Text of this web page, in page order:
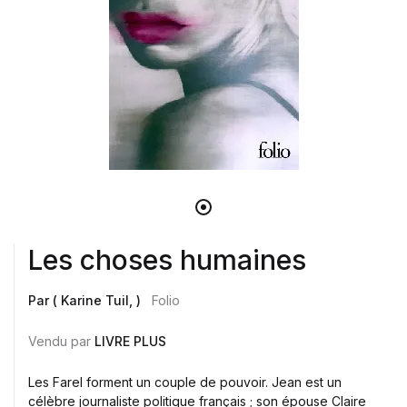
Les choses humaines
Par ( Karine Tuil, ) Folio
Vendu par LIVRE PLUS
Les Farel forment un couple de pouvoir. Jean est un
célèbre journaliste politique français ; son épouse Claire